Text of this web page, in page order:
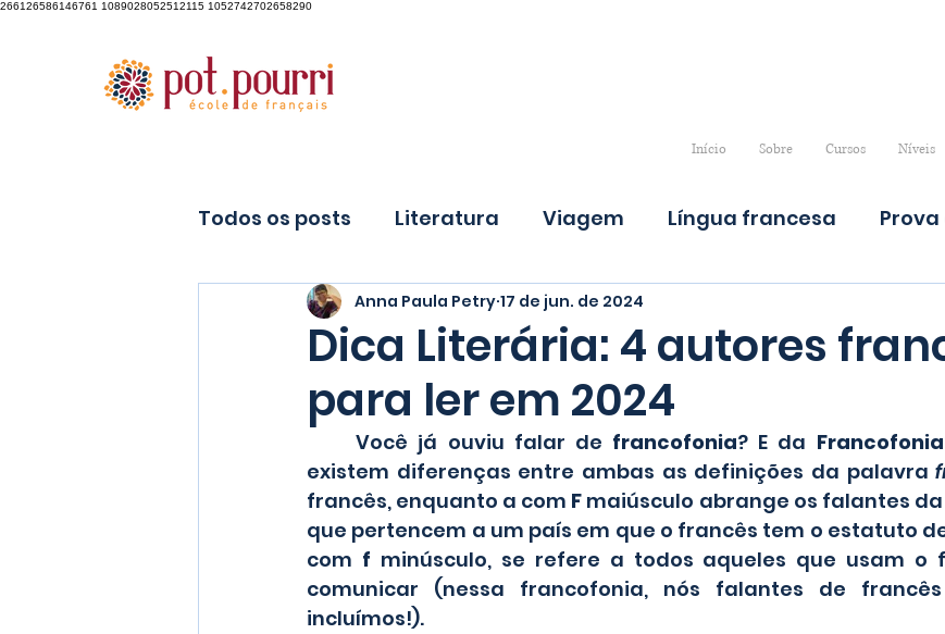
266126586146761 1089028052512115 1052742702658290
Início Sobre Cursos Níveis
Todos os posts Literatura Viagem Língua francesa
À la Une
Dica Literária: 4 autores
para ler em 2024
Anna Paula Petry 17 de jun. de 2024
	Você já ouviu falar de
francofonia? E da Francofonia
existem diferenças entre ambas as definições da palavra
francês, enquanto a com F maiúsculo abrange os falantes
que pertencem a um país em que o francês tem o estatuto
com f minúsculo, se refere a todos aqueles que usam o
comunicar (nessa francofonia, nós falantes de
incluímos!).